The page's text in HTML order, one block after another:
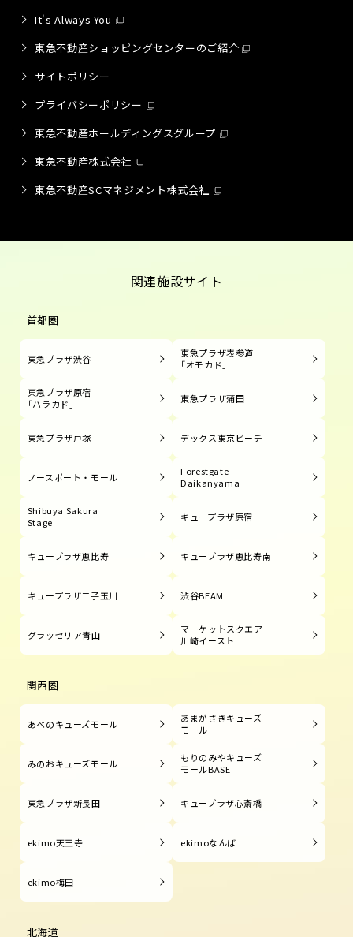
It's Always You
東急不動産ショッピングセンターのご紹介
サイトポリシー
プライバシーポリシー
東急不動産ホールディングスグループ
東急不動産株式会社
東急不動産SCマネジメント株式会社
関連施設サイト
首都圏
東急プラザ渋谷
東急プラザ表参道
「オモカド」
東急プラザ原宿
「ハラカド」
東急プラザ蒲田
東急プラザ戸塚 デックス東京ビーチ
ノースポート・モール
Forestgate
Daikanyama
Shibuya Sakura
Stage
キュープラザ原宿
キュープラザ恵比寿 キュープラザ恵比寿南
キュープラザ二子玉川 渋谷BEAM
グラッセリア青山
マーケットスクエア
川崎イースト
関西圏
あべのキューズモール
あまがさきキューズ
モール
みのおキューズモール
もりのみやキューズ
モールBASE
東急プラザ新長田 キュープラザ心斎橋
ekimo天王寺 ekimoなんば
ekimo梅田
北海道